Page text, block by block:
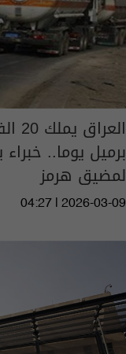
لمضيق هرمز
04:27 | 2026-03-09